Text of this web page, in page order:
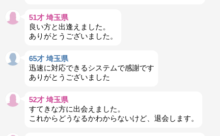
51才 埼玉県
良い方と出逢えました。
ありがとうございました。
65才 埼玉県
迅速に対応できるシステムで感謝です
ありがとうございました
52才 埼玉県
すてきな方に出会えました。
これからどうなるかわからないけど、退会します。